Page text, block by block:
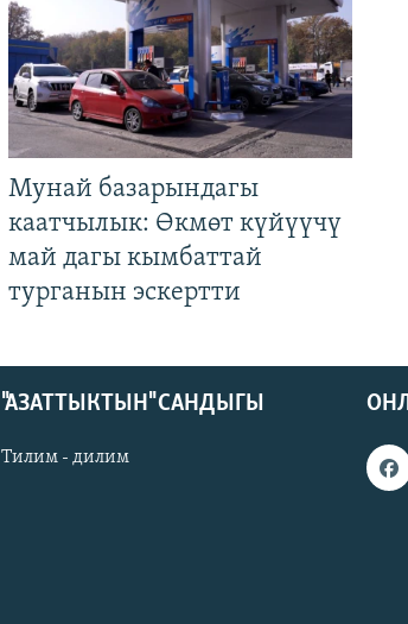
Мунай базарындагы
каатчылык: Өкмөт күйүүчү
май дагы кымбаттай
турганын эскертти
"АЗАТТЫКТЫН" САНДЫГЫ
Тилим - дилим